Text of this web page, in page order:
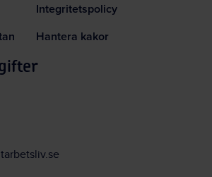
Integritetspolicy
Hantera kakor